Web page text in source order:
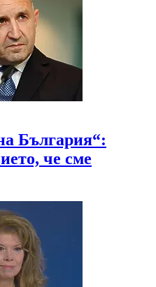
България“:
че сме